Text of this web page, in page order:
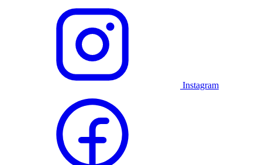
Instagram